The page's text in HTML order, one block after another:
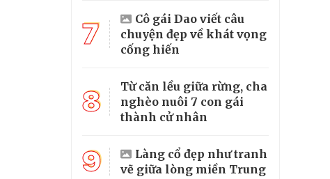
7
Cô gái Dao viết câu
chuyện đẹp về khát vọng
cống hiến
8
Từ căn lều giữa rừng, cha
nghèo nuôi 7 con gái
thành cử nhân
9
Làng cổ đẹp như tranh
vẽ giữa lòng miền Trung